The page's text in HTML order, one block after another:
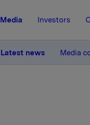
Media Investors
Latest news Media